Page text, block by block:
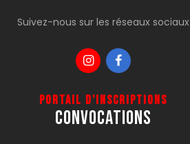
Suivez-nous sur les réseaux sociaux
Portail d'inscriptions
CONVOCATIONS